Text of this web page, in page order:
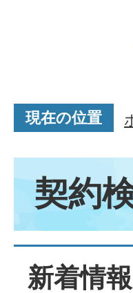
現在の位置
契約
新着情報